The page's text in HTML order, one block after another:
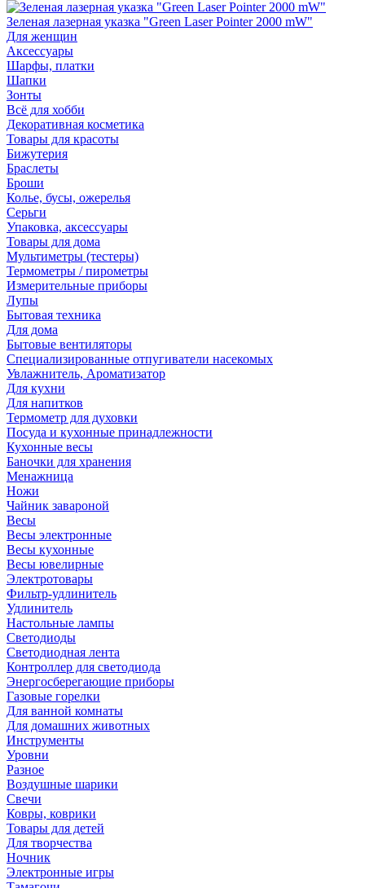
Зеленая лазерная указка "Green Laser Pointer 2000 mW"
Для женщин
Аксессуары
Шарфы, платки
Шапки
Зонты
Всё для хобби
Декоративная косметика
Товары для красоты
Бижутерия
Браслеты
Броши
Колье, бусы, ожерелья
Серьги
Упаковка, аксессуары
Товары для дома
Мультиметры (тестеры)
Термометры / пирометры
Измерительные приборы
Лупы
Бытовая техника
Для дома
Бытовые вентиляторы
Специализированные отпугиватели насекомых
Увлажнитель, Ароматизатор
Для кухни
Для напитков
Термометр для духовки
Посуда и кухонные принадлежности
Кухонные весы
Баночки для хранения
Менажница
Ножи
Чайник завароной
Весы
Весы электронные
Весы кухонные
Весы ювелирные
Электротовары
Фильтр-удлинитель
Удлинитель
Настольные лампы
Светодиоды
Светодиодная лента
Контроллер для светодиода
Энергосберегающие приборы
Газовые горелки
Для ванной комнаты
Для домашних животных
Инструменты
Уровни
Разное
Воздушные шарики
Свечи
Ковры, коврики
Товары для детей
Для творчества
Ночник
Электронные игры